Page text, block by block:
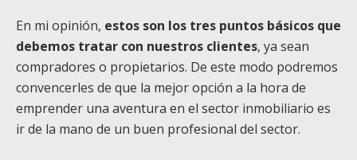
En mi opinión, estos son los tres puntos básicos que
debemos tratar con nuestros clientes, ya sean
compradores o propietarios. De este modo podremos
convencerles de que la mejor opción a la hora de
emprender una aventura en el sector inmobiliario es
ir de la mano de un buen profesional del sector.